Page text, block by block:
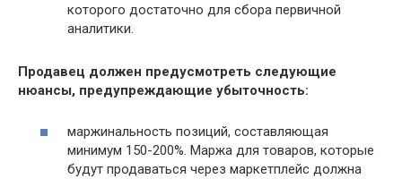
которого достаточно для сбора первичной
аналитики.
Продавец должен предусмотреть следующие
нюансы, предупреждающие убыточность:
маржинальность позиций, составляющая
минимум 150-200%. Маржа для товаров, которые
будут продаваться через маркетплейс должна